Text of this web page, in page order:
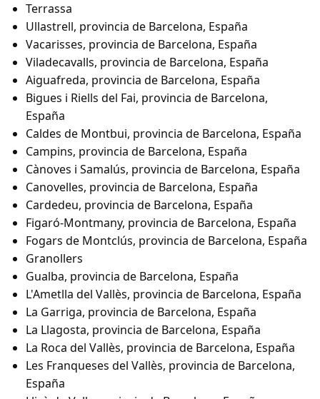
Terrassa
Ullastrell, provincia de Barcelona, España
Vacarisses, provincia de Barcelona, España
Viladecavalls, provincia de Barcelona, España
Aiguafreda, provincia de Barcelona, España
Bigues i Riells del Fai, provincia de Barcelona,
España
Caldes de Montbui, provincia de Barcelona, España
Campins, provincia de Barcelona, España
Cànoves i Samalús, provincia de Barcelona, España
Canovelles, provincia de Barcelona, España
Cardedeu, provincia de Barcelona, España
Figaró-Montmany, provincia de Barcelona, España
Fogars de Montclús, provincia de Barcelona, España
Granollers
Gualba, provincia de Barcelona, España
L'Ametlla del Vallès, provincia de Barcelona, España
La Garriga, provincia de Barcelona, España
La Llagosta, provincia de Barcelona, España
La Roca del Vallès, provincia de Barcelona, España
Les Franqueses del Vallès, provincia de Barcelona,
España